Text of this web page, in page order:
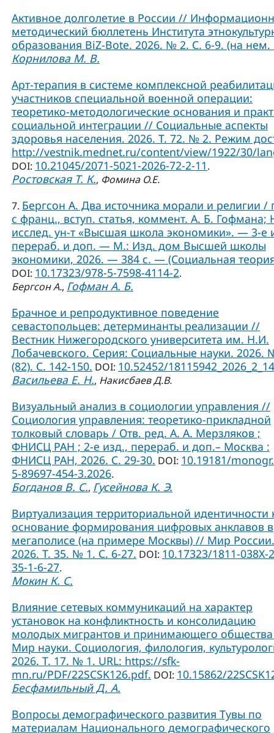
Активное долголетие в России //
методический бюллетень Института
образования BiZ-Bote. 2026. № 2. С. 6-9. (на нем.
Корнилова М. В.
Арт-терапия в системе комплексной
участников специальной военной операции:
теоретико-методологические основания и
социальной интеграции // Социальные аспекты
здоровья населения. 2026. Т. 72. № 2. Режим
http://vestnik.mednet.ru/content/view/1922/30/
DOI: 10.21045/2071-5021-2026-72-2-11.
Ростовская Т. К., Фомина О.Е.
7. Бергсон А. Два источника морали и религии /
с франц., вступ. статья, коммент. А. Б. Гофмана;
исслед. ун-т «Высшая школа экономики». — 3-е
перераб. и доп. — М.: Изд. дом Высшей школы
экономики, 2026. — 384 с. — (Социальная
DOI: 10.17323/978-5-7598-4114-2.
Бергсон А., Гофман А. Б.
Брачное и репродуктивное поведение
севастопольцев: детерминанты реализации //
Вестник Нижегородского университета им. Н.И.
Лобачевского. Серия: Социальные науки. 2026.
(82). С. 142-150. DOI: 10.52452/
Васильева Е. Н., Накисбаев Д.В.
Визуальный анализ в социологии управления //
Социология управления: теоретико-прикладной
толковый словарь / Отв. ред. А. А. Мерзляков ;
ФНИСЦ РАН ; 2-е изд., перераб. и доп.– Москва :
ФНИСЦ РАН, 2026. С. 29-30. DOI: 10.19181/
5-89697-454-3.2026.
Богданов В. С., Гусейнова К. Э.
Виртуализация территориальной идентичности
основание формирования цифровых анклавов в
мегаполисе (на примере Москвы) // Мир России.
2026. Т. 35. № 1. С. 6-27. DOI: 10.17323/1811-038Х-
35-1-6-27.
Мокин К. С.
Влияние сетевых коммуникаций на характер
установок на конфликтность и консолидацию
молодых мигрантов и принимающего
Мир науки. Социология, филология,
2026. Т. 17. № 1. URL: https://sfk-
mn.ru/PDF/22SCSK126.pdf. DOI: 10.15862/
Бесфамильный Д. А.
Вопросы демографического развития Тувы по
материалам Национального демографического